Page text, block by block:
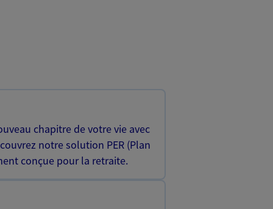
chapitre de votre vie avec
notre solution PER (Plan
conçue pour la retraite.